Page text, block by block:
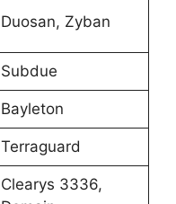
Duosan, Zyban
Subdue
Bayleton
Terraguard
Clearys 3336,